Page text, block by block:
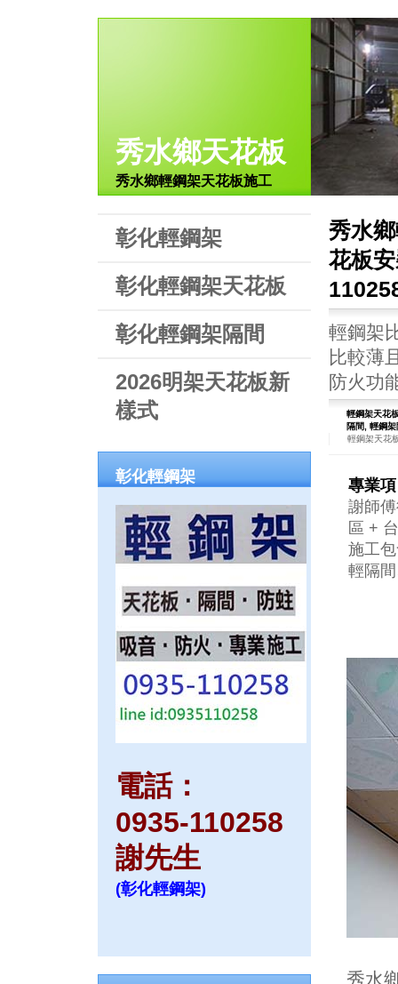
秀水鄉天花板
秀水鄉輕鋼架天花板施工
彰化輕鋼架
彰化輕鋼架天花板
彰化輕鋼架隔間
2026明架天花板新
樣式
彰化輕鋼架
電話：
0935-110258
謝先生
(彰化輕鋼架)
秀水
花板
輕鋼架
比較薄
防火功
輕鋼架天花
隔間 , 輕鋼
輕鋼架天花
專業
謝師
區 +
施工
輕隔
秀水